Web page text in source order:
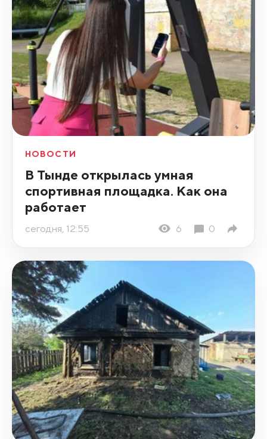
НОВОСТИ
В Тынде открылась умная
спортивная площадка. Как она
работает
сегодня, 12:55 6 0